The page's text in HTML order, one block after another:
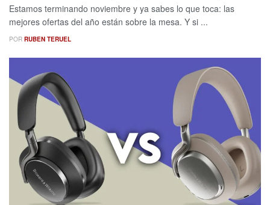
Estamos terminando noviembre y ya sabes lo que toca: las
mejores ofertas del año están sobre la mesa. Y si ...
POR RUBEN TERUEL